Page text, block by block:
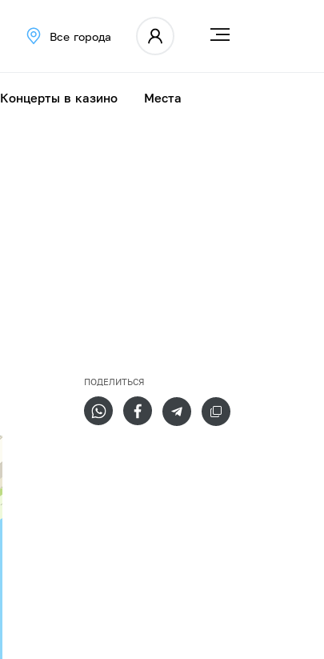
Все города
Концерты в казино Места
ПОДЕЛИТЬСЯ